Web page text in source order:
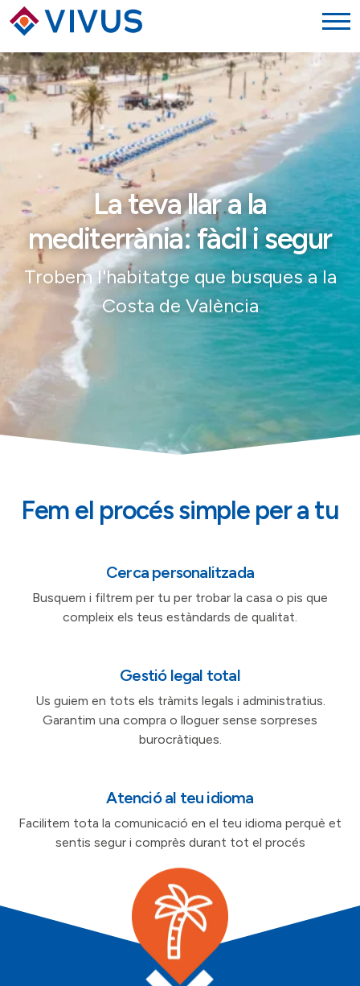
La teva llar a la
mediterrània:fàcil i segur
Trobem l'habitatge que busques a la
Costa de València
Fem el procés simple per a tu
Cerca personalitzada
Busquem i filtrem per tu per trobar la casa o pis que
compleix els teus estàndards de qualitat.
Gestió legal total
Us guiem en tots els tràmits legals i administratius.
Garantim una compra o lloguer sense sorpreses
burocràtiques.
Atenció al teu idioma
Facilitem tota la comunicació en el teu idioma perquè et
sentis segur i comprès durant tot el procés